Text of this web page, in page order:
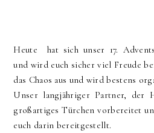
Heute hat sich unser 17.
und wird euch sicher viel Freude
das Chaos aus und wird bestens
Unser langjähriger Partner, der
großartiges Türchen vorbereitet
euch darin bereitgestellt.